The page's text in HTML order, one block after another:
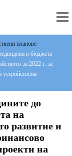
планове
в бюджета
за 2022 г. за
устройствени
до
на
развитие и
на